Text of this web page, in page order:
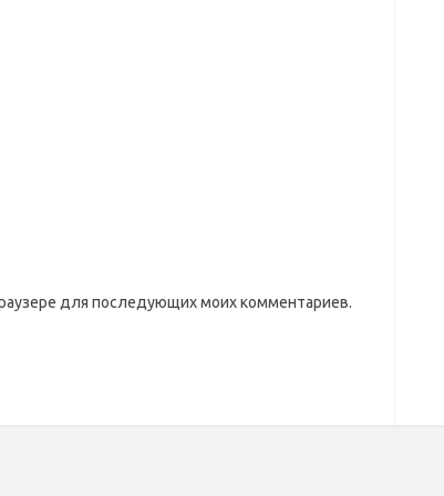
для последующих моих комментариев.